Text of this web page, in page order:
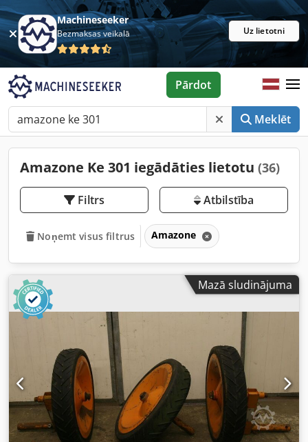
Machineseeker
Bezmaksas veikalā Uz lietotni
Meklēt
Pārdot
Amazone Ke 301 iegādāties lietotu (36)
Filtrs Atbilstība
Noņemt visus filtrus Amazone
Mazā sludinājuma